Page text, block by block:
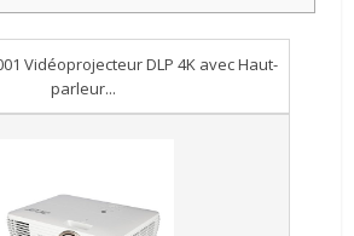
Vidéoprojecteur DLP 4K avec Haut-
parleur...